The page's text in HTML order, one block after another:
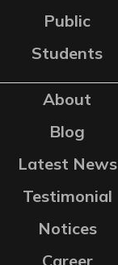
Public
Students
About
Blog
Latest News
Testimonial
Notices
Career